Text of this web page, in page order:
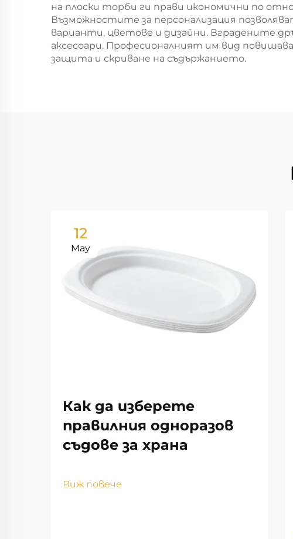
на плоски торби ги прави икономични по
Възможностите за персонализация
варианти, цветове и дизайни. Вградените
аксесоари. Професионалният им вид
защита и скриване на съдържанието.
12
May
Как да изберете
правилния одноразов
съдове за храна
Виж повече